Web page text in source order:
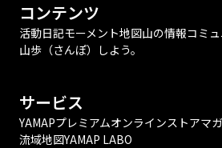
コンテンツ
活動日記モーメント地図山の情報コミ
山歩（さんぽ）しよう。
サービス
YAMAPプレミアムオンラインストアマ
流域地図YAMAP LABO